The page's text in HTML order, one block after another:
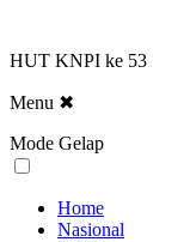
HUT KNPI ke 53
Menu ✖
Mode Gelap
Home
Nasional